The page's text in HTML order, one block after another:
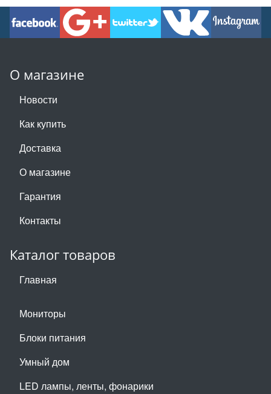
О магазине
Новости
Как купить
Доставка
О магазине
Гарантия
Контакты
Каталог товаров
Главная
Мониторы
Блоки питания
Умный дом
LED лампы, ленты, фонарики